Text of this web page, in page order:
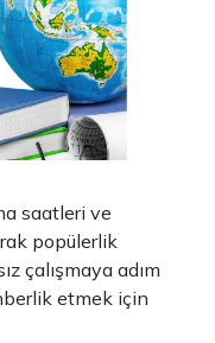
saatleri ve
popülerlik
çalışmaya adım
etmek için